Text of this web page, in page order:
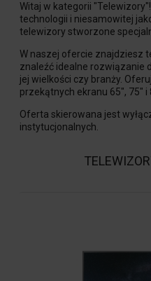
Witaj w kategorii
technologii i niesamowitej
telewizory stworzone
W naszej ofercie znajdziesz
znaleźć idealne rozwiązanie
jej wielkości czy branży.
przekątnych ekranu 65", 75" i
Oferta skierowana jest
instytucjonalnych.